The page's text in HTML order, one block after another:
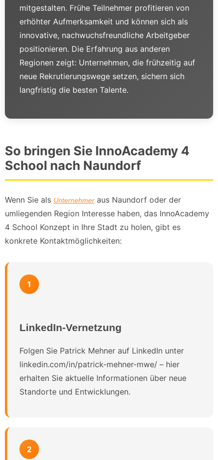
mitgestalten. Frühe Teilnehmer profitieren von
erhöhter Aufmerksamkeit und können sich als
innovative, nachwuchsfreundliche Arbeitgeber
positionieren. Die Erfahrung aus anderen
Regionen zeigt: Unternehmen, die frühzeitig auf
neue Rekrutierungswege setzen, sichern sich
langfristig die besten Talente.
So bringen Sie InnoAcademy 4
School nach Naundorf
Wenn Sie als Unternehmer aus Naundorf oder der
umliegenden Region Interesse haben, das InnoAcademy
4 School Konzept in Ihre Stadt zu holen, gibt es
konkrete Kontaktmöglichkeiten:
1
LinkedIn-Vernetzung
Folgen Sie Patrick Mehner auf LinkedIn unter
linkedin.com/in/patrick-mehner-mwe/ – hier
erhalten Sie aktuelle Informationen über neue
Standorte und Entwicklungen.
2